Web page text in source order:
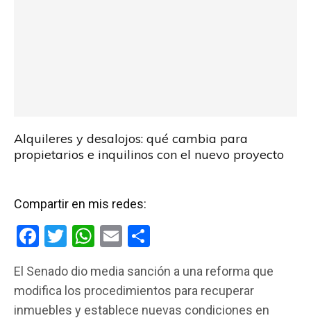
Alquileres y desalojos: qué cambia para
propietarios e inquilinos con el nuevo proyecto
Compartir en mis redes:
F
ce
b
T
tt
er
W
at
s
E
ail m
p
El Senado dio media sanción a una reforma que
modifica los procedimientos para recuperar
inmuebles y establece nuevas condiciones en